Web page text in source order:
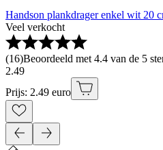
Handson plankdrager enkel wit 20
Veel verkocht
(16)Beoordeeld met 4.4 van de 5
2.49
Prijs: 2.49 euro